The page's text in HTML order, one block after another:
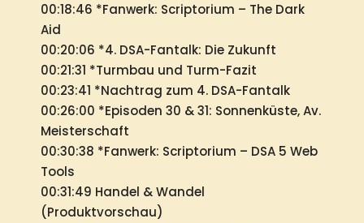
00:18:46 *Fanwerk: Scriptorium – The Dark
Aid
00:20:06 *4. DSA-Fantalk: Die Zukunft
00:21:31 *Turmbau und Turm-Fazit
00:23:41 *Nachtrag zum 4. DSA-Fantalk
00:26:00 *Episoden 30 & 31: Sonnenküste, Av.
Meisterschaft
00:30:38 *Fanwerk: Scriptorium – DSA 5 Web
Tools
00:31:49 Handel & Wandel
(Produktvorschau)